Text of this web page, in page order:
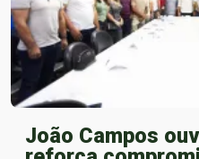
João Campos